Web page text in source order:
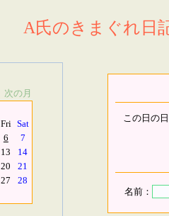
A氏のきまぐれ日
次の月
Fri Sat
6
7
13
14
20
21
27
28
この日の
名前：